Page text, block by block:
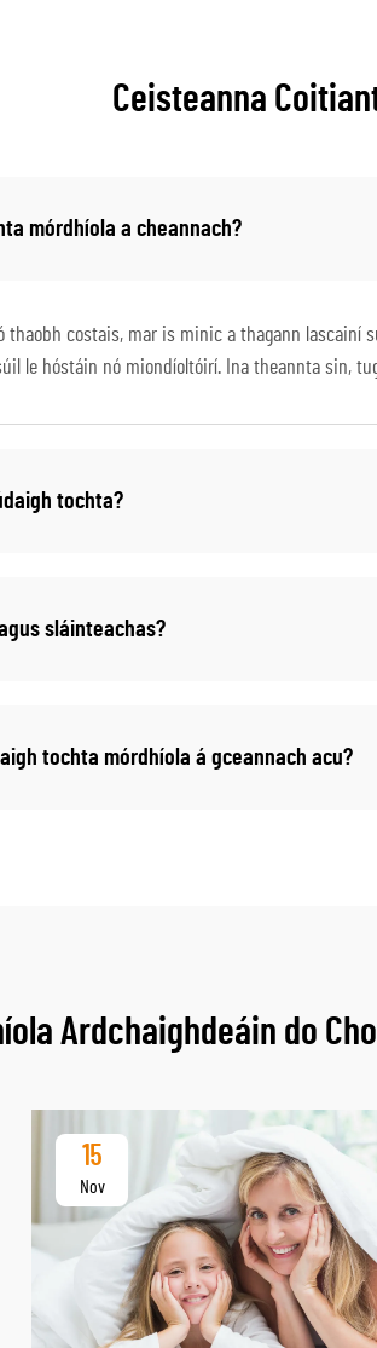
Ceisteanna
mórdhíola a cheannach?
thaobh costais, mar is minic a thagann lascainí
le hóstáin nó miondíoltóirí. Ina theannta sin,
tochta?
sláinteachas?
tochta mórdhíola á gceannach acu?
Ardchaighdeáin do
15
Nov